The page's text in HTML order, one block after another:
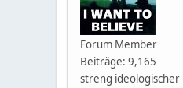
Forum Member
Beiträge: 9,165
streng ideologischer